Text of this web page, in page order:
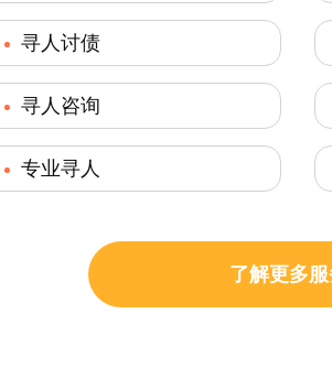
寻人讨债
寻人咨询
专业寻人
了解更多服